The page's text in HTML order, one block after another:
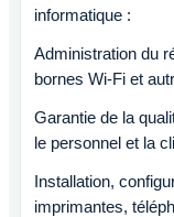
informatique :
Administration du
bornes Wi-Fi et
Garantie de la
le personnel et la
Installation,
imprimantes,